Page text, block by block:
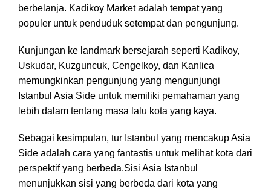
berbelanja. Kadikoy Market adalah tempat yang
populer untuk penduduk setempat dan pengunjung.
Kunjungan ke landmark bersejarah seperti Kadikoy,
Uskudar, Kuzguncuk, Cengelkoy, dan Kanlica
memungkinkan pengunjung yang mengunjungi
Istanbul Asia Side untuk memiliki pemahaman yang
lebih dalam tentang masa lalu kota yang kaya.
Sebagai kesimpulan, tur Istanbul yang mencakup Asia
Side adalah cara yang fantastis untuk melihat kota dari
perspektif yang berbeda.Sisi Asia Istanbul
menunjukkan sisi yang berbeda dari kota yang